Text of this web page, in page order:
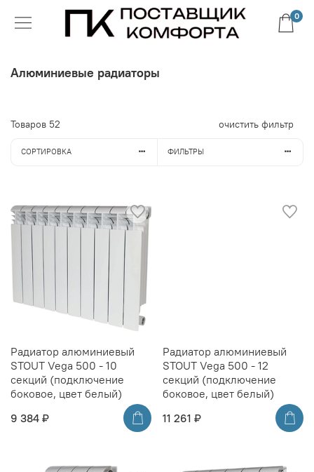
0
Алюминиевые радиаторы
Товаров 52 очистить фильтр
СОРТИРОВКА ФИЛЬТРЫ
Радиатор алюминиевый
STOUT Vega 500 - 10
секций (подключение
боковое, цвет белый)
9 384 ₽
Радиатор алюминиевый
STOUT Vega 500 - 12
секций (подключение
боковое, цвет белый)
11 261 ₽